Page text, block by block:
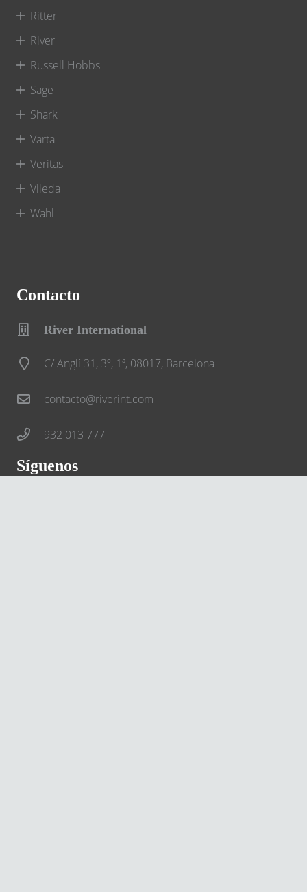
Ritter
River
Russell Hobbs
Sage
Shark
Varta
Veritas
Vileda
Wahl
Contacto
River International
C/ Anglí 31, 3º, 1ª, 08017, Barcelona
contacto@riverint.com
932 013 777
Síguenos